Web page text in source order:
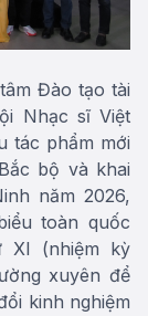
Đào tạo tài
Nhạc sĩ Việt
tác phẩm mới
bộ và khai
năm 2026,
toàn quốc
XI (nhiệm kỳ
xuyên để
kinh nghiệm